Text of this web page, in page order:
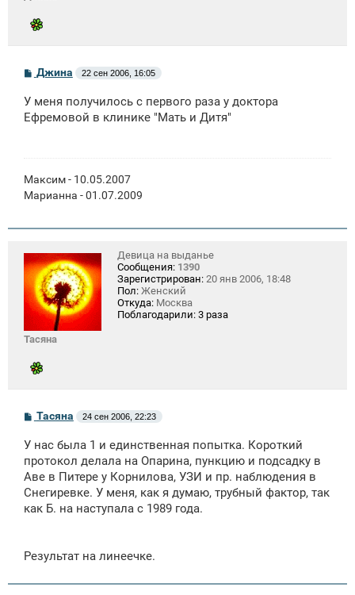
С
о
б
щ
е
Джина 22 сен 2006, 16:05
У меня получилось с первого раза у доктора
Ефремовой в клинике "Мать и Дитя"
Максим - 10.05.2007
Марианна - 01.07.2009
Тасяна
Девица на выданье
Сообщения: 1390
Зарегистрирован: 20 янв 2006, 18:48
Пол: Женский
Откуда: Москва
Поблагодарили: 3 раза
С
б
щ
е
н
и
Тасяна 24 сен 2006, 22:23
У нас была 1 и единственная попытка. Короткий
протокол делала на Опарина, пункцию и подсадку в
Аве в Питере у Корнилова, УЗИ и пр. наблюдения в
Снегиревке. У меня, как я думаю, трубный фактор, так
как Б. на наступала с 1989 года.
Результат на линеечке.